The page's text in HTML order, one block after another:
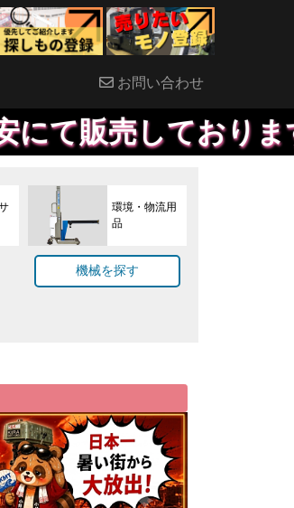
お問い合わせ
ます。見積もり
環境・物流用
品
機械を探す